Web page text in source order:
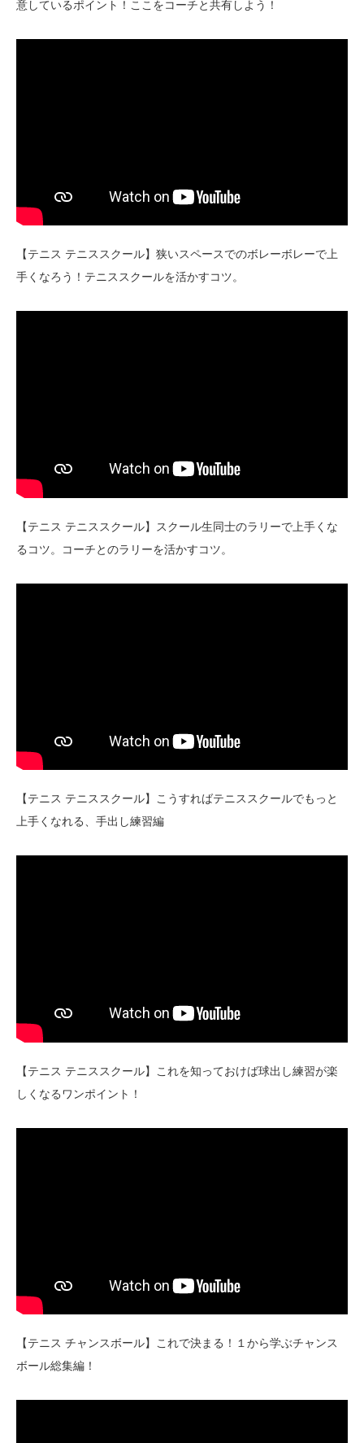
意しているポイント！ここをコーチと共有しよう！
【テニス テニススクール】狭いスペースでのボレーボレーで上
手くなろう！テニススクールを活かすコツ。
【テニス テニススクール】スクール生同士のラリーで上手くな
るコツ。コーチとのラリーを活かすコツ。
【テニス テニススクール】こうすればテニススクールでもっと
上手くなれる、手出し練習編
【テニス テニススクール】これを知っておけば球出し練習が楽
しくなるワンポイント！
【テニス チャンスボール】これで決まる！１から学ぶチャンス
ボール総集編！